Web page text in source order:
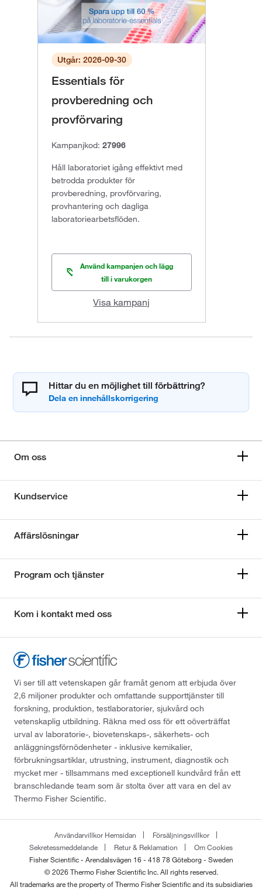
Utgår: 2026-09-30
Essentials för
provberedning och
provförvaring
Kampanjkod: 27996
Håll laboratoriet igång effektivt med
betrodda produkter för
provberedning, provförvaring,
provhantering och dagliga
laboratoriearbetsflöden.
Använd kampanjen och lägg
till i varukorgen
Visa kampanj
Hittar du en möjlighet till förbättring?
Om oss
Kundservice
Affärslösningar
Program och tjänster
Kom i kontakt med oss
Vi ser till att vetenskapen går framåt genom att erbjuda över
2,6 miljoner produkter och omfattande supporttjänster till
forskning, produktion, testlaboratorier, sjukvård och
vetenskaplig utbildning. Räkna med oss för ett oöverträffat
urval av laboratorie-, biovetenskaps-, säkerhets- och
anläggningsförnödenheter - inklusive kemikalier,
förbrukningsartiklar, utrustning, instrument, diagnostik och
mycket mer - tillsammans med exceptionell kundvård från ett
branschledande team som är stolta över att vara en del av
Thermo Fisher Scientific.
Användarvillkor Hemsidan
Försäljningsvillkor
Sekretessmeddelande
Retur & Reklamation
Om Cookies
Fisher Scientific - Arendalsvägen 16 - 418 78 Göteborg - Sweden
© 2026 Thermo Fisher Scientific Inc. All rights reserved.
All trademarks are the property of Thermo Fisher Scientific and its subsidiaries